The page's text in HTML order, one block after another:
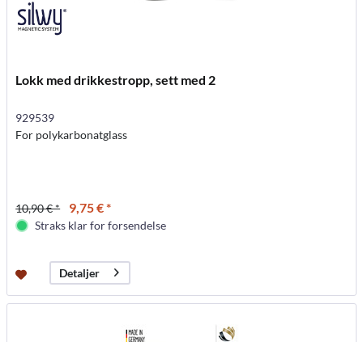
Lokk med drikkestropp, sett med 2
929539
For polykarbonatglass
10,90 € * 9,75 € *
Straks klar for forsendelse
Detaljer